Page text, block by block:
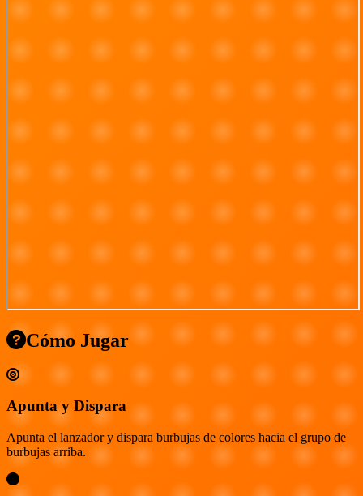
Cómo Jugar
Apunta y Dispara
Apunta el lanzador y dispara burbujas de colores hacia el grupo de
burbujas arriba.